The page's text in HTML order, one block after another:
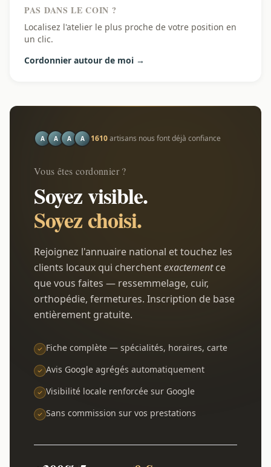
PAS DANS LE COIN ?
Localisez l'atelier le plus proche de votre position en
un clic.
Cordonnier autour de moi →
A A A A 1610artisans nous font déjà confiance
Vous êtes cordonnier ?
Soyez visible.
Soyez choisi.
Rejoignez l'annuaire national et touchez les
clients locaux qui cherchentexactementce
que vous faites — ressemmelage, cuir,
orthopédie, fermetures. Inscription de base
entièrement gratuite.
Fiche complète — spécialités, horaires, carte
Avis Google agrégés automatiquement
Visibilité locale renforcée sur Google
Sans commission sur vos prestations